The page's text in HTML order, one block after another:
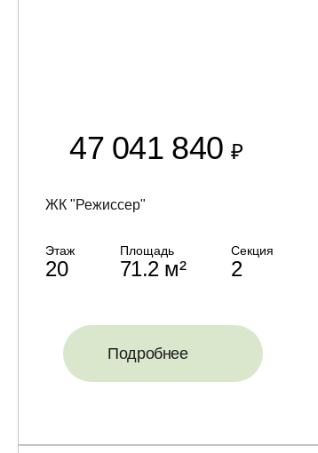
47 041 840₽
ЖК "Режиссер"
Этаж
20
Площадь
71.2 м²
Секция
2
Подробнее